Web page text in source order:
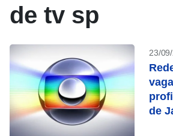
de tv sp
23/
de